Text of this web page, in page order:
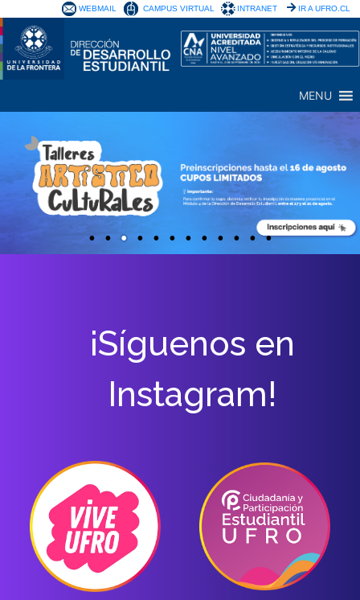
WEBMAIL CAMPUS VIRTUAL INTRANET IR A UFRO.CL
MENU
¡Síguenos en
Instagram!